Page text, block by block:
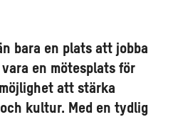
bara en plats att jobba
en mötesplats för
att stärka
kultur. Med en tydlig